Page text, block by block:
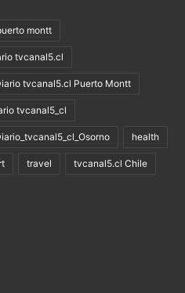
montt
tvcanal5.cl
tvcanal5.cl Puerto Montt
tvcanal5_cl
health
travel tvcanal5.cl Chile